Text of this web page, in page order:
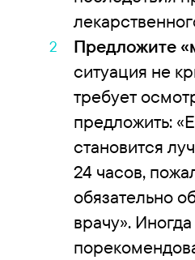
Предложите
ситуация не
требует
предложить:
становится
24 часов,
обязательно
врачу».